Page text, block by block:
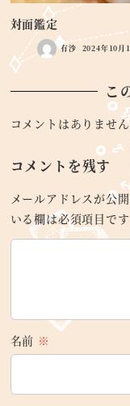
対面鑑定
有沙 2024年10月
こ
コメントはありませ
コメントを残す
メールアドレスが公
いる欄は必須項目です
名前 ※